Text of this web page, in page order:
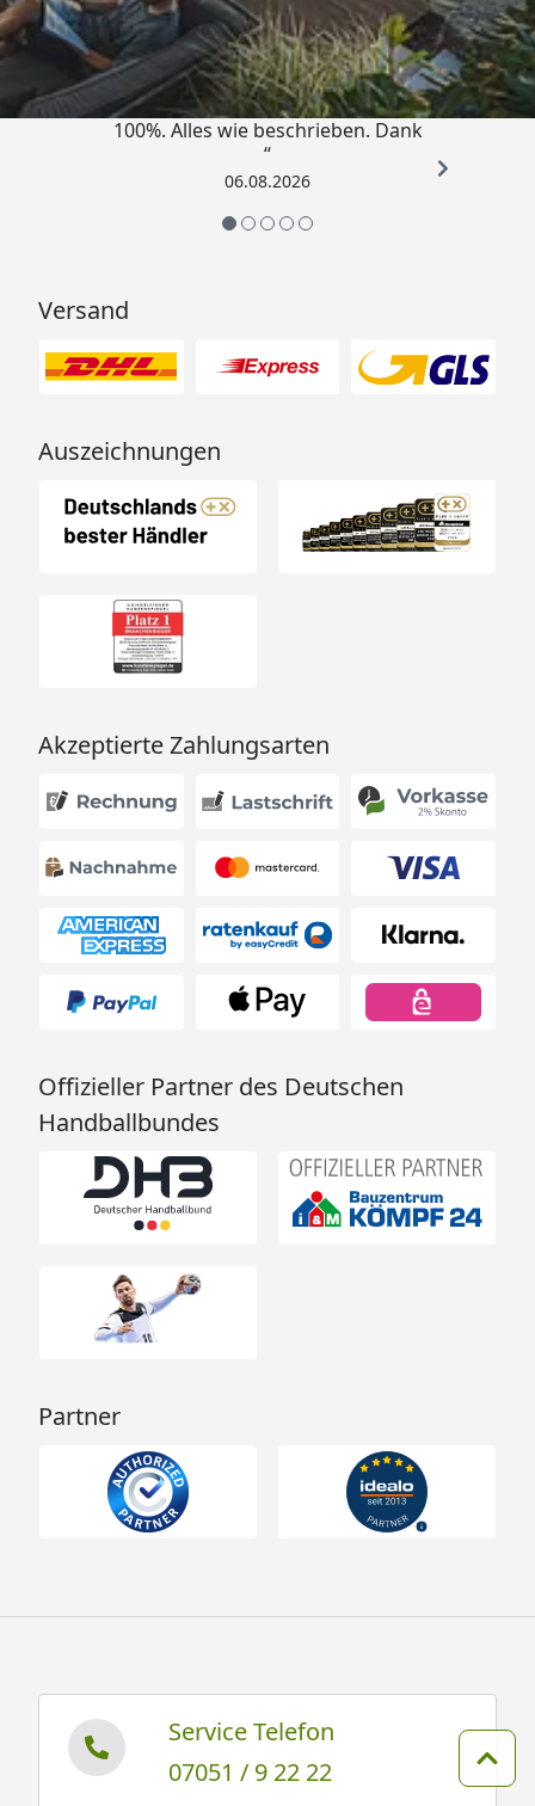
4,83/ 5
„Super schnell gelifert. Ware passt
100%. Alles wie beschrieben. Dank
“
06.08.2026
Versand
Auszeichnungen
Akzeptierte Zahlungsarten
Offizieller Partner des Deutschen
Handballbundes
Partner
Service Telefon
07051 / 9 22 22